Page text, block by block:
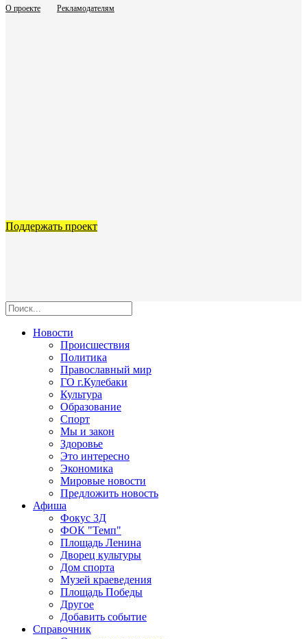
О проекте Рекламодателям
Поддержать проект
Новости
Происшествия
Политика
Православный мир
ГО г.Кулебаки
Культура
Образование
Спорт
Мы и закон
Здоровье
Это интересно
Экономика
Мировые новости
Предложить новость
Афиша
Фокус 3Д
ФОК "Темп"
Площадь Ленина
Дворец культуры
Дом спорта
Музей краеведения
Площадь Победы
Другое
Добавить событие
Справочник